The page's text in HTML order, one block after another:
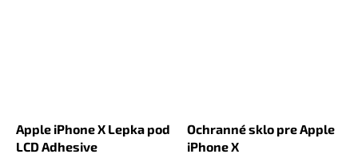
Apple iPhone X Lepka pod
LCD Adhesive
Ochranné sklo pre Apple
iPhone X